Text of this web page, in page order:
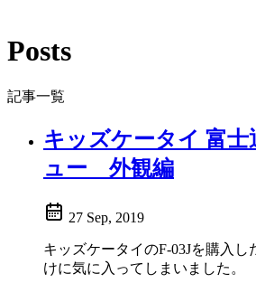
Posts
記事一覧
キッズケータイ 富士
ュー 外観編
27 Sep, 2019
キッズケータイのF-03Jを購入
けに気に入ってしまいました。